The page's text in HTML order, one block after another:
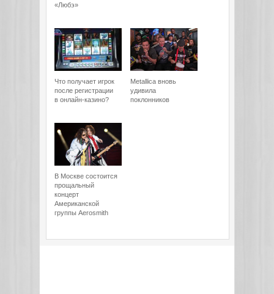
«Любэ»
Что получает игрок
после регистрации
в онлайн-казино?
Metallica вновь
удивила
поклонников
В Москве состоится
прощальный
концерт
Американской
группы Aerosmith